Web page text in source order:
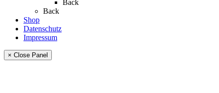
Back
Back
Shop
Datenschutz
Impressum
× Close Panel